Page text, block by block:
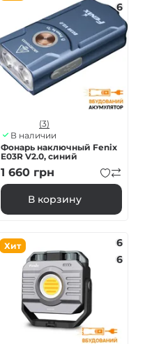
6
(3)
В наличии
Фонарь наключный Fenix ​​
E03R V2.0, синий
1 660 грн
В корзину
Хит
6
6